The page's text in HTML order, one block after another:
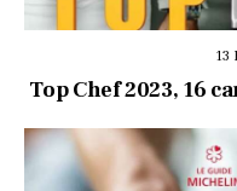
13
Top Chef 2023, 16